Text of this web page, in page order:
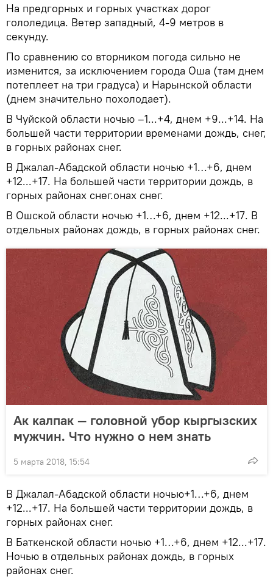
На предгорных и горных участках дорог
гололедица. Ветер западный, 4-9 метров в
секунду.
По сравнению со вторником погода сильно не
изменится, за исключением города Оша (там днем
потеплеет на три градуса) и Нарынской области
(днем значительно похолодает).
В Чуйской области ночью –1...+4, днем +9...+14. На
большей части территории временами дождь, снег,
в горных районах снег.
В Джалал-Абадской области ночью +1…+6, днем
+12...+17. На большей части территории дождь, в
горных районах снег.онах снег.
В Ошской области ночью +1…+6, днем +12...+17. В
отдельных районах дождь, в горных районах снег.
Ак калпак — головной убор кыргызских
мужчин. Что нужно о нем знать
5 марта 2018, 15:54
В Джалал-Абадской области ночью+1…+6, днем
+12...+17. На большей части территории дождь, в
горных районах снег.
В Баткенской области ночью +1…+6, днем +12...+17.
Ночью в отдельных районах дождь, в горных
районах снег.